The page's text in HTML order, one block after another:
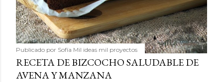
Publicado por Sofía Mil ideas mil proyectos
RECETA DE BIZCOCHO SALUDABLE DE
AVENA Y MANZANA